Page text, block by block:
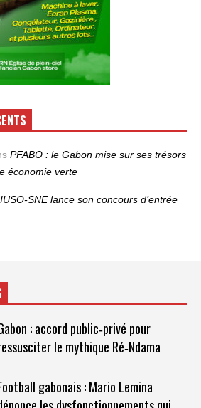
PFABO : le Gabon mise sur ses trésors
économie verte
IUSO‑SNE lance son concours d’entrée
: accord public‑privé pour
le mythique Ré‑Ndama
gabonais : Mario Lemina